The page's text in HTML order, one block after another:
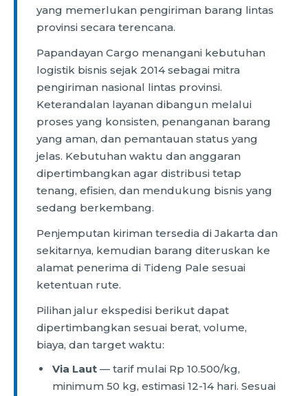
yang memerlukan pengiriman barang lintas
provinsi secara terencana.
Papandayan Cargo menangani kebutuhan
logistik bisnis sejak 2014 sebagai mitra
pengiriman nasional lintas provinsi.
Keterandalan layanan dibangun melalui
proses yang konsisten, penanganan barang
yang aman, dan pemantauan status yang
jelas. Kebutuhan waktu dan anggaran
dipertimbangkan agar distribusi tetap
tenang, efisien, dan mendukung bisnis yang
sedang berkembang.
Penjemputan kiriman tersedia di Jakarta dan
sekitarnya, kemudian barang diteruskan ke
alamat penerima di Tideng Pale sesuai
ketentuan rute.
Pilihan jalur ekspedisi berikut dapat
dipertimbangkan sesuai berat, volume,
biaya, dan target waktu:
Via Laut — tarif mulai Rp 10.500/kg,
minimum 50 kg, estimasi 12-14 hari. Sesuai